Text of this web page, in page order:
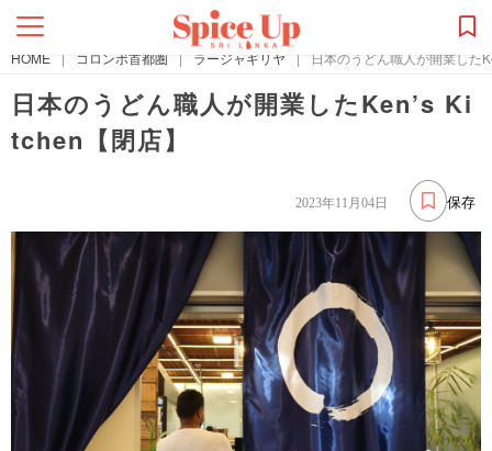
HOME | コロンボ首都圏 | ラージャギリヤ | 日本のうどん職人が開業した
日本のうどん職人が開業したKen’s Ki
tchen【閉店】
保存
2023年11月04日